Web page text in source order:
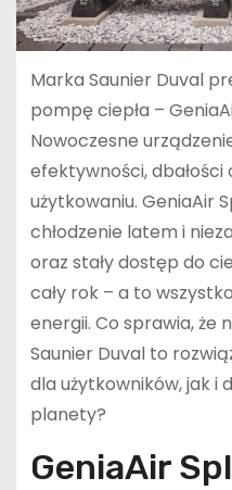
Marka Saunier Duval
pompę ciepła –
Nowoczesne
efektywności, dbałości
użytkowaniu. GeniaAir
chłodzenie latem i
oraz stały dostęp do
cały rok – a to
energii. Co sprawia, że
Saunier Duval to
dla użytkowników, jak i
planety?
GeniaAir